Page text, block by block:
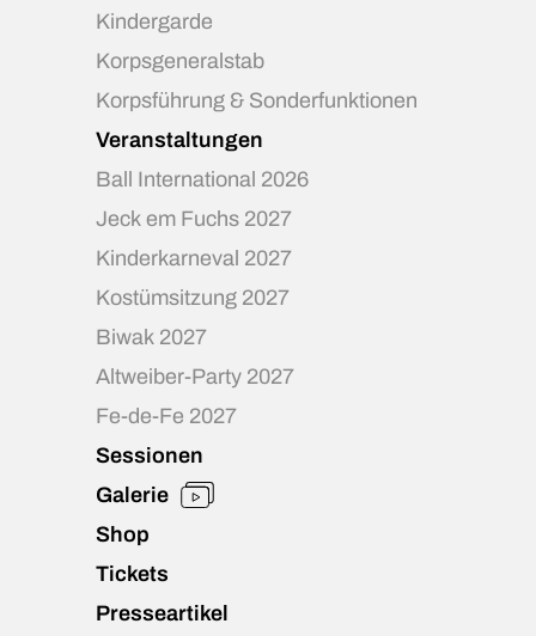
Kindergarde
Korpsgeneralstab
Korpsführung & Sonderfunktionen
Veranstaltungen
Ball International 2026
Jeck em Fuchs 2027
Kinderkarneval 2027
Kostümsitzung 2027
Biwak 2027
Altweiber-Party 2027
Fe-de-Fe 2027
Sessionen
Galerie
Shop
Tickets
Presseartikel